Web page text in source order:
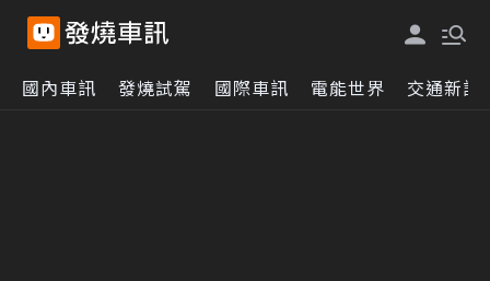
國內車訊 發燒試駕 國際車訊 電能世界 交通新訊